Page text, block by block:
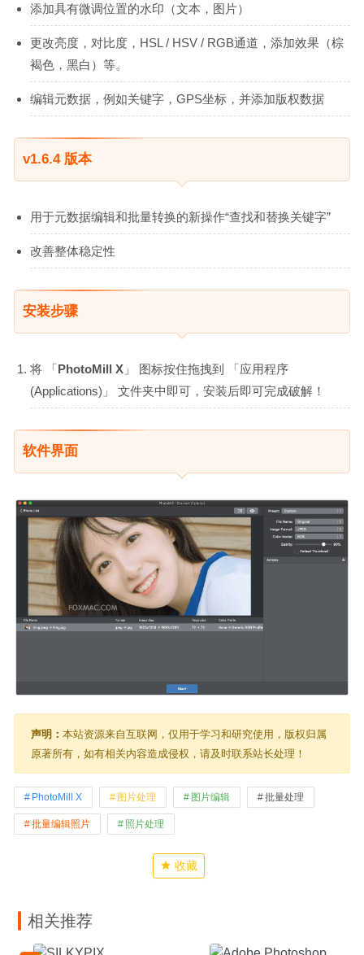
添加具有微调位置的水印（文本，图片）
更改亮度，对比度，HSL / HSV / RGB通道，添加效果（棕
褐色，黑白）等。
编辑元数据，例如关键字，GPS坐标，并添加版权数据
v1.6.4 版本
用于元数据编辑和批量转换的新操作“查找和替换关键字”
改善整体稳定性
安装步骤
将 「PhotoMill X 」 图标按住拖拽到 「应用程序
(Applications)」 文件夹中即可，安装后即可完成破解！
软件界面
声明： 本站资源来自互联网，仅用于学习和研究使用，版权归属
原著所有，如有相关内容造成侵权，请及时联系站长处理！
PhotoMill X 图片处理 图片编辑 批量处理
批量编辑照片 照片处理
收藏
相关推荐